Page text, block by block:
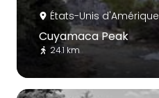
États-Unis d'Amérique
Cuyamaca Peak
24.1 km